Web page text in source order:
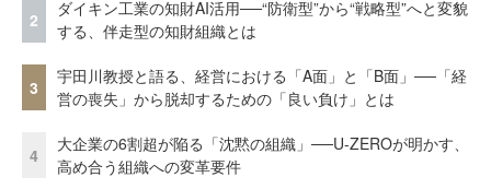
2
ダイキン工業の知財AI活用──“防衛型”から“戦略型”へと変貌
する、伴走型の知財組織とは
3
宇田川教授と語る、経営における「A面」と「B面」──「経
営の喪失」から脱却するための「良い負け」とは
4
大企業の6割超が陥る「沈黙の組織」──U-ZEROが明かす、
高め合う組織への変革要件